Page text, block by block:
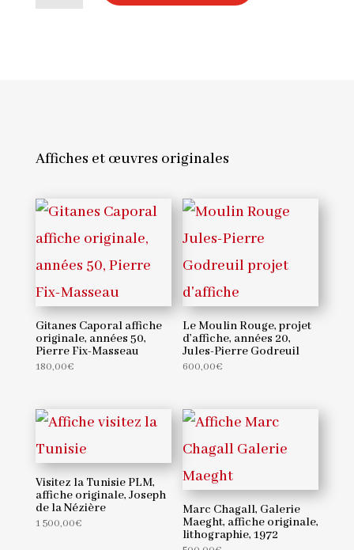
de
Ariel,
1974.
Lithographie
Affiches et œuvres originales
Gitanes Caporal affiche
originale, années 50,
Pierre Fix-Masseau
180,00€
Le Moulin Rouge, projet
d’affiche, années 20,
Jules-Pierre Godreuil
600,00€
Visitez la Tunisie PLM,
affiche originale, Joseph
de la Nézière
1 500,00€
Marc Chagall, Galerie
Maeght, affiche originale,
lithographie, 1972